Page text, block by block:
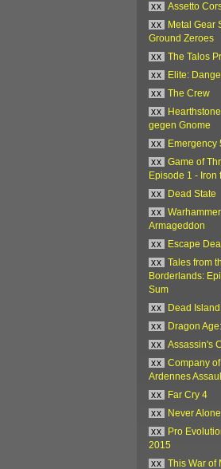
xx
Assetto
xx
Metal Gear
Ground Zeroes
xx
The Talos
xx
Elite:
xx
The Crew
xx
gegen Gnome
xx
Emergency
xx
Game of
Episode 1 - Iron
xx
Dead State
xx
Armageddon
xx
Escape
xx
Tales from
Borderlands:
Sum
xx
Dead
xx
Dragon
xx
Assassin's
xx
Company
Ardennes
xx
Far Cry 4
xx
Never Alone
xx
Pro
2015
xx
This War of